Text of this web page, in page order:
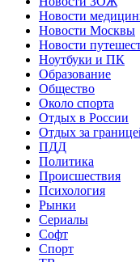
Новости
Новости Москвы
Новости
Ноутбуки и ПК
Образование
Общество
Около спорта
Отдых в России
Отдых за
ПДД
Политика
Происшествия
Психология
Рынки
Сериалы
Софт
Спорт